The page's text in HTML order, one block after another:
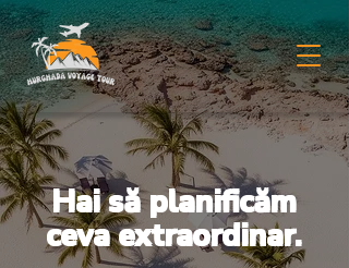
Hai să planificăm
ceva extraordinar.